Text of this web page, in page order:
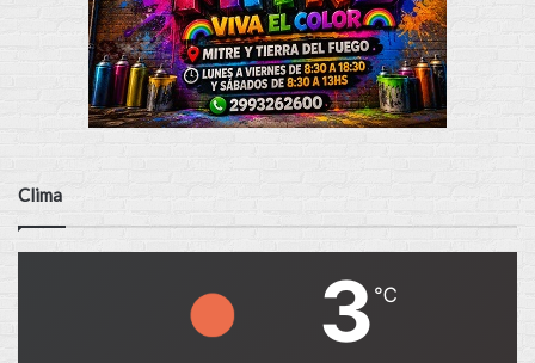
Clima
3 ℃